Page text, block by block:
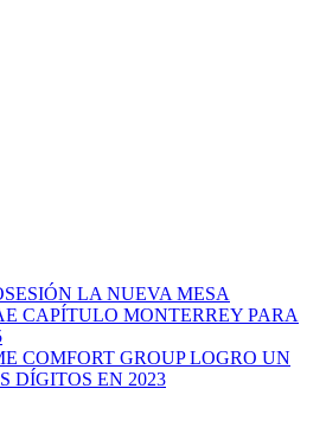
LA NUEVA MESA
CAPÍTULO MONTERREY PARA
COMFORT GROUP LOGRO UN
DÍGITOS EN 2023